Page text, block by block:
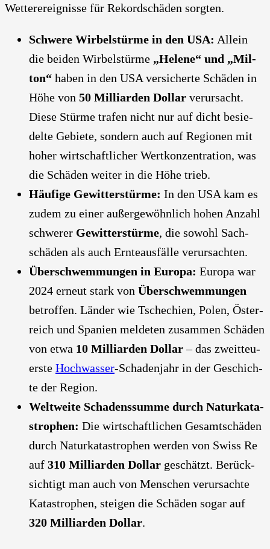
Wet­ter­ereig­nis­se für Rekord­schä­den sorg­ten.
Schwe­re Wir­bel­stür­me in den USA: Allein
die bei­den Wir­bel­stür­me „Hele­ne“ und „Mil­
ton“ haben in den USA ver­si­cher­te Schä­den in
Höhe von 50 Mil­li­ar­den Dol­lar ver­ur­sacht.
Die­se Stür­me tra­fen nicht nur auf dicht besie­
del­te Gebie­te, son­dern auch auf Regio­nen mit
hoher wirt­schaft­li­cher Wert­kon­zen­tra­ti­on, was
die Schä­den wei­ter in die Höhe trieb.
Häu­fi­ge Gewit­ter­stür­me: In den USA kam es
zudem zu einer außer­ge­wöhn­lich hohen Anzahl
schwe­rer Gewit­ter­stür­me, die sowohl Sach­
schä­den als auch Ern­te­aus­fäl­le ver­ur­sach­ten.
Über­schwem­mun­gen in Euro­pa: Euro­pa war
2024 erneut stark von Über­schwem­mun­gen
betrof­fen. Län­der wie Tsche­chi­en, Polen, Öster­
reich und Spa­ni­en mel­de­ten zusam­men Schä­den
von etwa 10 Mil­li­ar­den Dol­lar– das zweit­teu­
ers­te Hoch­was­ser-Scha­den­jahr in der Geschich­
te der Regi­on.
Welt­wei­te Scha­dens­sum­me durch Natur­ka­ta­
stro­phen: Die wirt­schaft­li­chen Gesamt­schä­den
durch Natur­ka­ta­stro­phen wer­den von Swiss Re
auf 310 Mil­li­ar­den Dol­lar geschätzt. Berück­
sich­tigt man auch von Men­schen ver­ur­sach­te
Kata­stro­phen, stei­gen die Schä­den sogar auf
320 Mil­li­ar­den Dol­lar.